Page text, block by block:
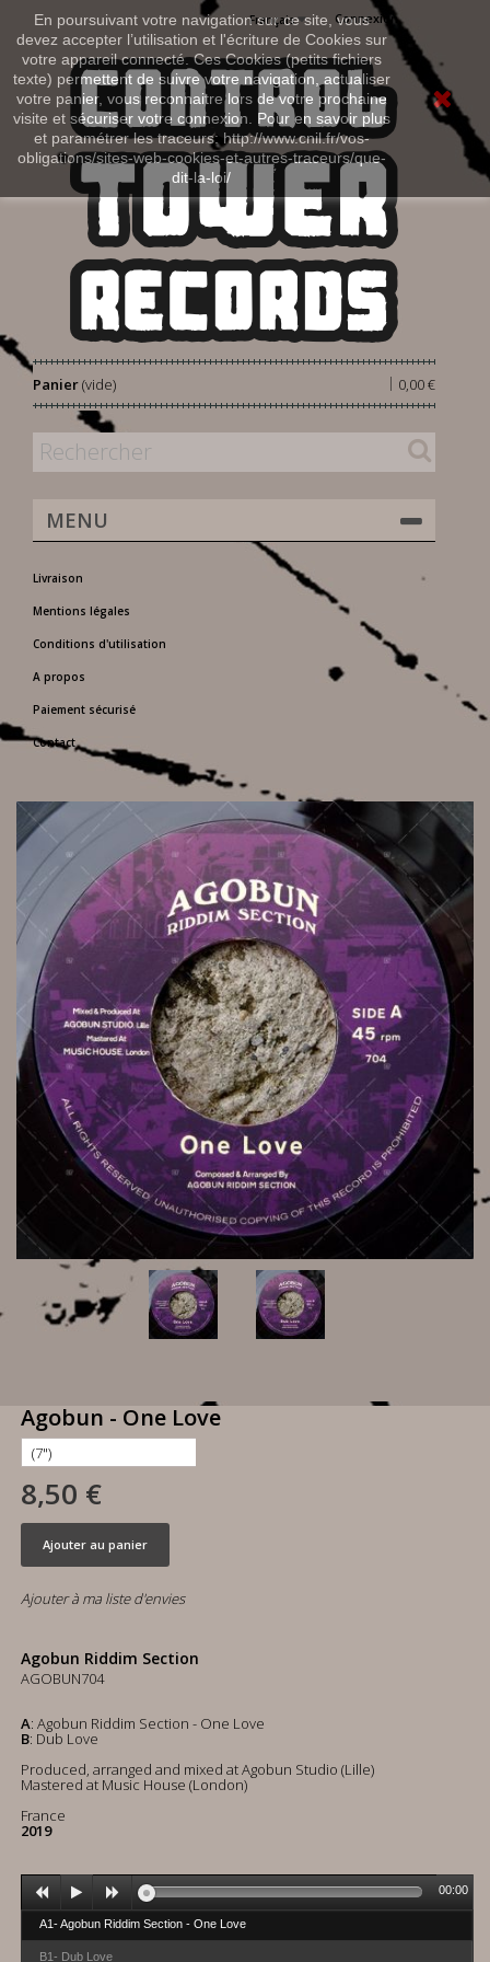
En poursuivant votre navigation sur ce site, vous
devez accepter l’utilisation et l'écriture de Cookies sur
votre appareil connecté. Ces Cookies (petits fichiers
texte) permettent de suivre votre navigation, actualiser
votre panier, vous reconnaitre lors de votre prochaine
visite et sécuriser votre connexion. Pour en savoir plus
et paramétrer les traceurs: http://www.cnil.fr/vos-
obligations/sites-web-cookies-et-autres-traceurs/que-
dit-la-loi/
Connexion
Français
Panier 0,00 €
|
(vide)
MENU
Livraison
Mentions légales
Conditions d'utilisation
A propos
Paiement sécurisé
Contact
Agobun - One Love
8,50 €
Ajouter au panier
Ajouter à ma liste d'envies
Agobun Riddim Section
AGOBUN704
A: Agobun Riddim Section - One Love
B: Dub Love
Produced, arranged and mixed at Agobun Studio (Lille)
Mastered at Music House (London)
France
2019
A1- Agobun Riddim Section - One Love
B1- Dub Love
00:00